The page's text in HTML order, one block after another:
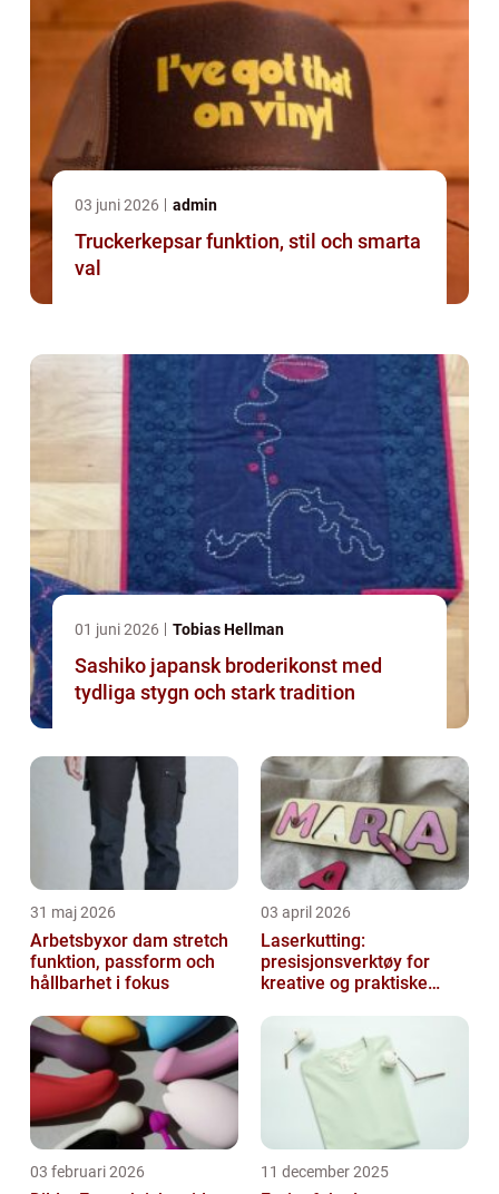
03 juni 2026 admin
Truckerkepsar funktion, stil och smarta
val
01 juni 2026 Tobias Hellman
Sashiko japansk broderikonst med
tydliga stygn och stark tradition
31 maj 2026
Arbetsbyxor dam stretch
funktion, passform och
hållbarhet i fokus
03 april 2026
Laserkutting:
presisjonsverktøy for
kreative og praktiske
03 februari 2026 11 december 2025